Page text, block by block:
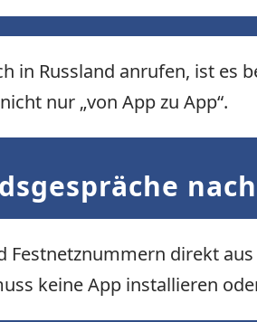
in Russland anrufen, ist es
nur „von App zu App“.
Festnetznummern direkt
keine App installieren